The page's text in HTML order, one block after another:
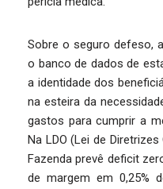
Sobre o seguro defeso,
o banco de dados de
a identidade dos
na esteira da
gastos para cumprir a
Na LDO (Lei de
Fazenda prevê deficit
de margem em 0,25%